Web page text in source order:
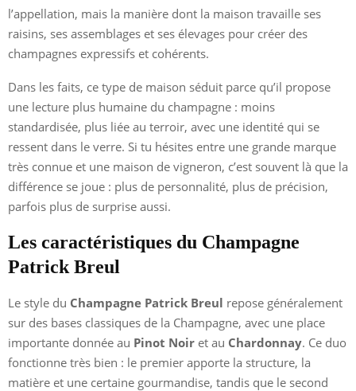
l’appellation, mais la manière dont la maison travaille ses
raisins, ses assemblages et ses élevages pour créer des
champagnes expressifs et cohérents.
Dans les faits, ce type de maison séduit parce qu’il propose
une lecture plus humaine du champagne : moins
standardisée, plus liée au terroir, avec une identité qui se
ressent dans le verre. Si tu hésites entre une grande marque
très connue et une maison de vigneron, c’est souvent là que la
différence se joue : plus de personnalité, plus de précision,
parfois plus de surprise aussi.
Les caractéristiques du Champagne
Patrick Breul
Le style du Champagne Patrick Breul repose généralement
sur des bases classiques de la Champagne, avec une place
importante donnée au Pinot Noir et au Chardonnay. Ce duo
fonctionne très bien : le premier apporte la structure, la
matière et une certaine gourmandise, tandis que le second